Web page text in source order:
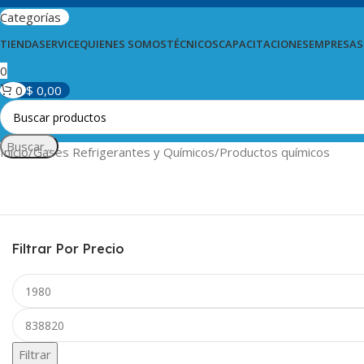
Categorías
TIENDASERVICEQUIENES SOMOSTÉCNICOSCAPACITACIONESEMPRESAS
0
0$ 0,00
Buscar...
Inicio Gases Refrigerantes y Químicos Productos químicos
Filtrar Por Precio
Filtrar